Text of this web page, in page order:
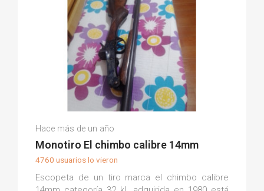
Esteban T.
(0)
Hace más de un año
Monotiro El chimbo calibre 14mm
4760 usuarios lo vieron
Escopeta de un tiro marca el chimbo calibre